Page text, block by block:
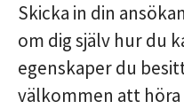
Skicka in din
om dig själv hur du
egenskaper du
välkommen att höra